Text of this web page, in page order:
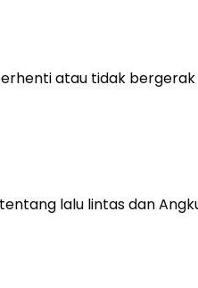
atau tidak
lalu lintas dan